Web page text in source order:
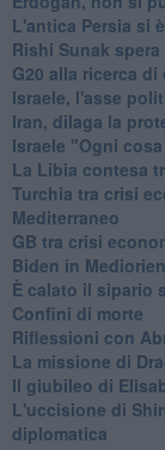
L'antica Persia si
Rishi Sunak
G20 alla ricerca
Israele, l'asse
Iran, dilaga la
Israele "Ogni
La Libia contesa
Turchia tra crisi
Mediterraneo
GB tra crisi
Biden in
È calato il sipario
Confini di morte
Riflessioni con
La missione di
Il giubileo di
L'uccisione di
diplomatica